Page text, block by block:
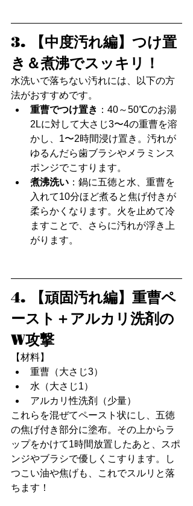
3. 【中度汚れ編】つけ置
き＆煮沸でスッキリ！
水洗いで落ちない汚れには、以下の方
法がおすすめです。
重曹でつけ置き ：40～50℃のお湯
2Lに対して大さじ3〜4の重曹を溶
かし、1〜2時間浸け置き。汚れが
ゆるんだら歯ブラシやメラミンス
ポンジでこすります。
煮沸洗い ：鍋に五徳と水、重曹を
入れて10分ほど煮ると焦げ付きが
柔らかくなります。火を止めて冷
ますことで、さらに汚れが浮き上
がります。
4. 【頑固汚れ編】重曹ペ
ースト＋アルカリ洗剤の
W攻撃
【材料】
重曹（大さじ3）
水（大さじ1）
アルカリ性洗剤（少量）
これらを混ぜてペースト状にし、五徳
の焦げ付き部分に塗布。その上からラ
ップをかけて1時間放置したあと、スポ
ンジやブラシで優しくこすります。し
つこい油や焦げも、これでスルリと落
ちます！